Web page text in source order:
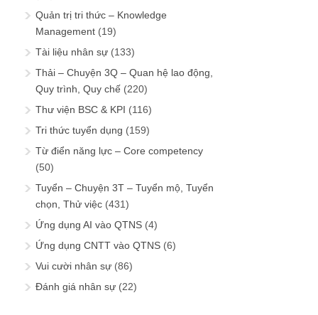
Quản trị tri thức – Knowledge
Management (19)
Tài liệu nhân sự (133)
Thải – Chuyện 3Q – Quan hệ lao động,
Quy trình, Quy chế (220)
Thư viện BSC & KPI (116)
Tri thức tuyển dụng (159)
Từ điển năng lực – Core competency
(50)
Tuyển – Chuyện 3T – Tuyển mộ, Tuyển
chọn, Thử việc (431)
Ứng dụng AI vào QTNS (4)
Ứng dụng CNTT vào QTNS (6)
Vui cười nhân sự (86)
Đánh giá nhân sự (22)